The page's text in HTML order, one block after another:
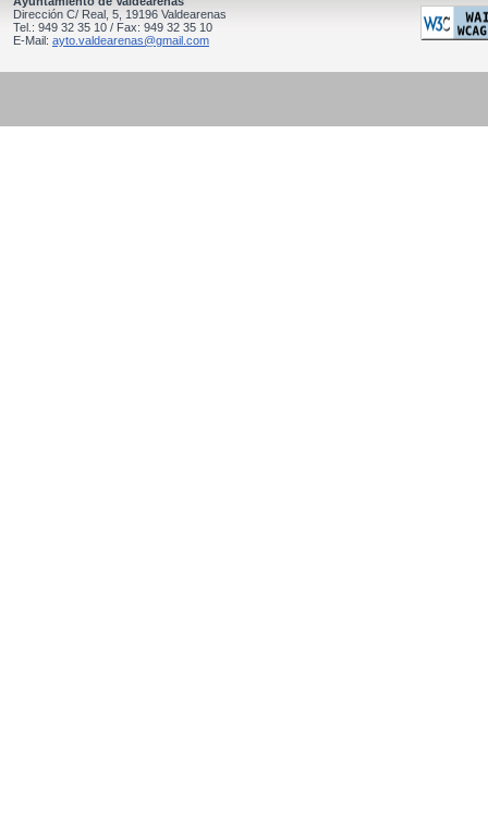
Dirección C/ Real, 5, 19196 Valdearenas
Tel.: 949 32 35 10 / Fax: 949 32 35 10
E-Mail: ayto.valdearenas@gmail.com